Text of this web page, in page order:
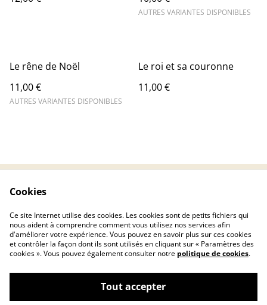
AUTRES VARIANTES DISPONIBLES
Le rêne de Noël
11,00 €
AUTRES VARIANTES DISPONIBLES
Le roi et sa couronne
11,00 €
Politique de
confidentialité
Politique de cookies
Cookies
Ce site Internet utilise des cookies. Les cookies sont de petits fichiers qui
nous aident à comprendre comment vous utilisez nos services afin
d'améliorer votre expérience. Vous pouvez en savoir plus sur ces cookies
et contrôler la façon dont ils sont utilisés en cliquant sur « Paramètres des
cookies ». Vous pouvez également consulter notre politique de cookies.
Tout accepter